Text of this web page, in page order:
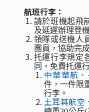
航班行李：
請於班機起飛
及延遲辦理登
領隊或送機人
團員，協助完
托運行李規定
同，免費托運
中華華航
件，一件限
行李。
土耳其航空